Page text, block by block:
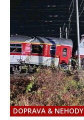
DOPRAVA & NEHODY